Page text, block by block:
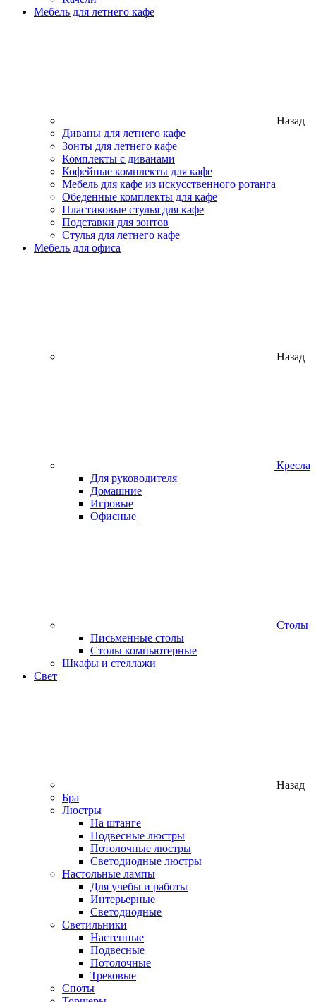
Мебель для летнего кафе
Назад
Диваны для летнего кафе
Зонты для летнего кафе
Комплекты с диванами
Кофейные комплекты для кафе
Мебель для кафе из искусственного ротанга
Обеденные комплекты для кафе
Пластиковые стулья для кафе
Подставки для зонтов
Стулья для летнего кафе
Мебель для офиса
Назад
Кресла
Для руководителя
Домашние
Игровые
Офисные
Столы
Письменные столы
Столы компьютерные
Шкафы и стеллажи
Свет
Назад
Бра
Люстры
На штанге
Подвесные люстры
Потолочные люстры
Светодиодные люстры
Настольные лампы
Для учебы и работы
Интерьерные
Светодиодные
Светильники
Настенные
Подвесные
Потолочные
Трековые
Споты